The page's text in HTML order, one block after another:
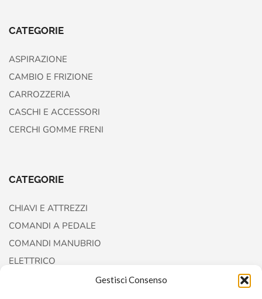
Gestisci Consenso
CATEGORIE
ASPIRAZIONE
CAMBIO E FRIZIONE
CARROZZERIA
CASCHI E ACCESSORI
CERCHI GOMME FRENI
CATEGORIE
CHIAVI E ATTREZZI
COMANDI A PEDALE
COMANDI MANUBRIO
ELETTRICO
FORCELLE E AMMORTIZZATORI